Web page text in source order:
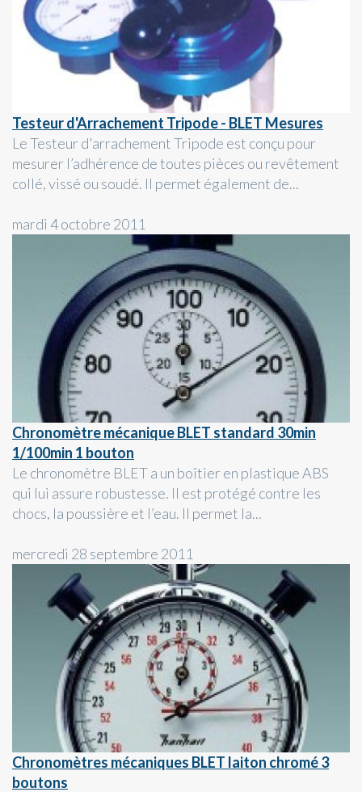
Testeur d'Arrachement Tripode - BLET Mesures
Le Testeur d'arrachement Tripode est conçu pour
mesurer l’adhérence de toutes pièces ou revêtement
collé, vissé ou soudé. Il permet également de...
mardi 4 octobre 2011
Chronomètre mécanique BLET standard 30min
1/100min 1 bouton
Le chronomètre BLET a un boîtier en plastique ABS
qui lui assure robustesse. Il est protégé contre les
chocs, la poussière et l’eau. Il permet la...
mercredi 28 septembre 2011
Chronomètres mécaniques BLET laiton chromé 3
boutons